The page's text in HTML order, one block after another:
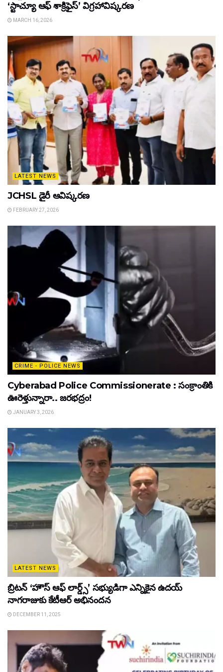
‘స్టాచ్యూ ఆఫ్ శాక్రిఫైస్’ విగ్రహావిష్కరణ
MARCH 16, 2026
LATEST NEWS
JCHSL డైరీ ఆవిష్కరణ
FEBRUARY 27, 2026
CRIME - POLICE NEWS
Cyberabad Police Commissionerate : సంక్రాంతికి
ఊరెళ్తున్నారా.. జరభద్రం!
JANUARY 3, 2026
LATEST NEWS
బ్రిటన్ ‘హౌస్ ఆఫ్ లార్డ్స్’ సభ్యుడిగా ఎన్నికైన ఉదయ్
నాగరాజుకు కేటీఆర్ అభినందన
DECEMBER 11, 2025